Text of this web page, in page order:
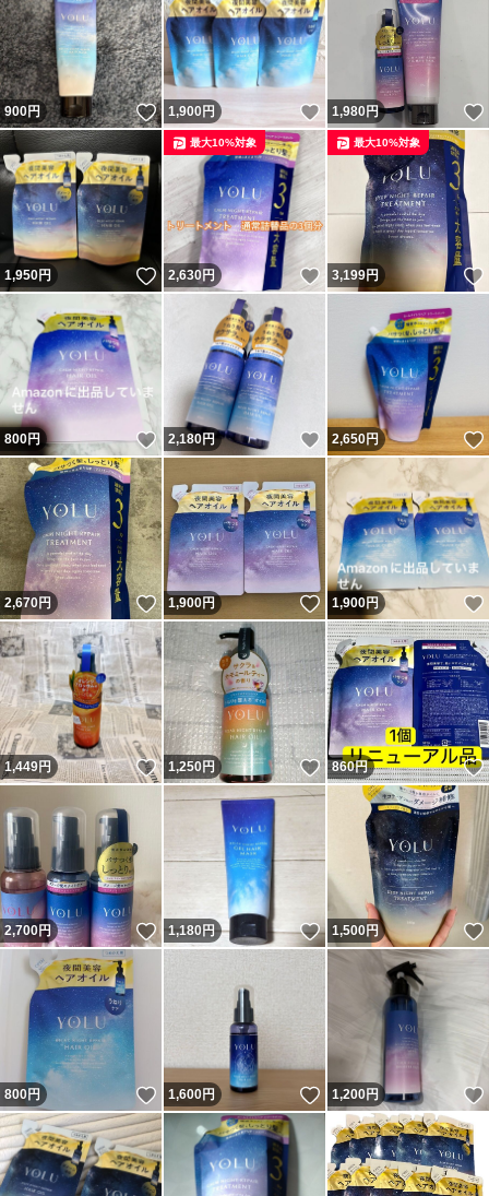
900円 いいね！
1,900円 いいね！
1,980円
1,950円 いいね！
2,630円 いいね！
最大10%対象
3,199円
最大10%対象
800円 いいね！
2,180円 いいね！
2,650円
2,670円 いいね！
1,900円 いいね！
1,900円
1,449円 いいね！
1,250円 いいね！
860円
2,700円 いいね！
1,180円 いいね！
1,500円
800円 いいね！
1,600円 いいね！
1,200円